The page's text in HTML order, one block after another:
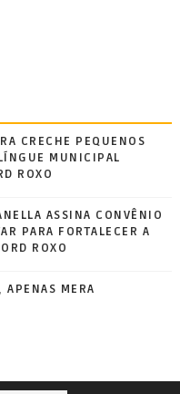
CRECHE PEQUENOS
MUNICIPAL
ROXO
ASSINA CONVÊNIO
PARA FORTALECER A
ROXO
MERA